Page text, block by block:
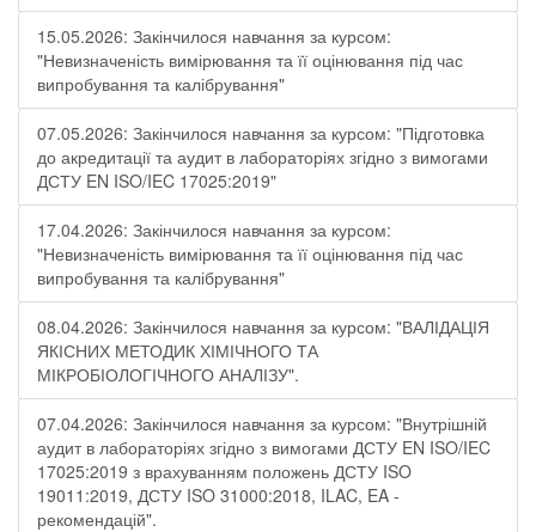
15.05.2026: Закінчилося навчання за курсом:
"Невизначеність вимірювання та її оцінювання під час
випробування та калібрування"
07.05.2026: Закінчилося навчання за курсом: "Підготовка
до акредитації та аудит в лабораторіях згідно з вимогами
ДСТУ EN ISO/IEC 17025:2019"
17.04.2026: Закінчилося навчання за курсом:
"Невизначеність вимірювання та її оцінювання під час
випробування та калібрування"
08.04.2026: Закінчилося навчання за курсом: "ВАЛІДАЦІЯ
ЯКІСНИХ МЕТОДИК ХІМІЧНОГО ТА
МІКРОБІОЛОГІЧНОГО АНАЛІЗУ".
07.04.2026: Закінчилося навчання за курсом: "Внутрішній
аудит в лабораторіях згідно з вимогами ДСТУ EN ISO/IEC
17025:2019 з врахуванням положень ДСТУ ISO
19011:2019, ДСТУ ISO 31000:2018, ILAC, EA -
рекомендацій".